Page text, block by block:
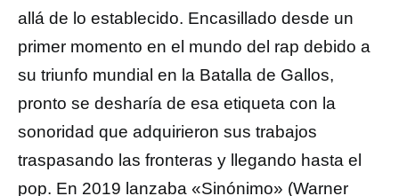
allá de lo establecido. Encasillado desde un
primer momento en el mundo del rap debido a
su triunfo mundial en la Batalla de Gallos,
pronto se desharía de esa etiqueta con la
sonoridad que adquirieron sus trabajos
traspasando las fronteras y llegando hasta el
pop. En 2019 lanzaba «Sinónimo» (Warner